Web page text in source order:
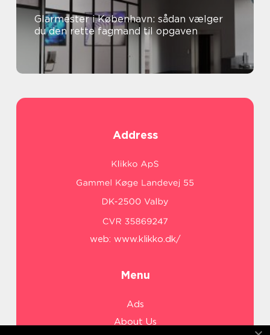
Glarmester i København: sådan vælger
du den rette fagmand til opgaven
Address
web: www.klikko.dk/
Menu
Ads
About Us